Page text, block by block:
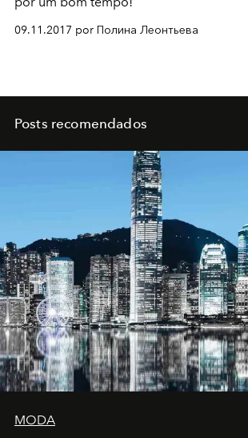
09.11.2017 por Полина Леонтьева
Posts recomendados
MODA